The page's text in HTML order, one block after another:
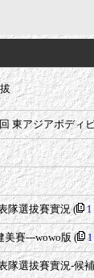
東アジアボディ
隊選拔賽實況( 1
美賽---wowo版( 1
隊選拔賽實況-候